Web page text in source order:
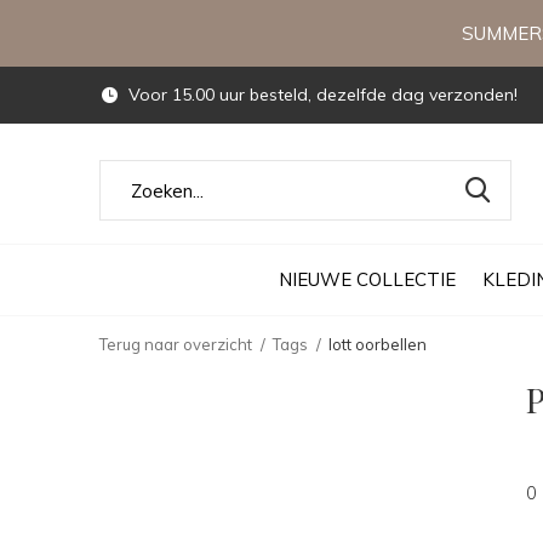
NIEUWE COLLECTIE
Voor 15.00 uur besteld, dezelfde dag verzonden!
Terug naar overzicht Tags lott oorbellen
0